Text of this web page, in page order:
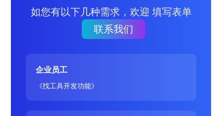
如您有以下几种需求，欢迎 填写表单
联系我们
企业员工
《找工具开发功能》